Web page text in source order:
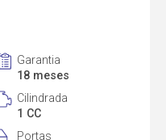
Garantia
18 meses
Cilindrada
1 CC
Portas